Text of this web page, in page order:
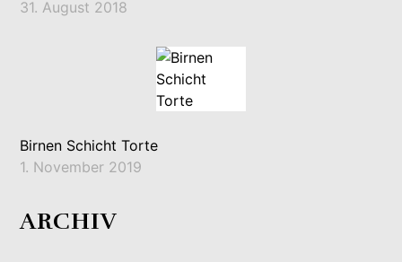
31. August 2018
Birnen Schicht Torte
1. November 2019
ARCHIV